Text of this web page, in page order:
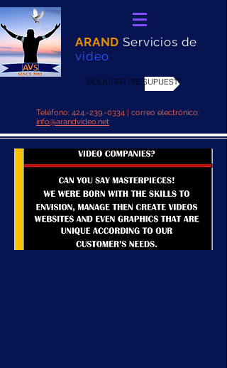
ARAND Servicios de
video
SOLICITAR PRESUPUESTO
Teléfono: 424.-239.-0334 | correo electrónico:
info@arandvideo.net